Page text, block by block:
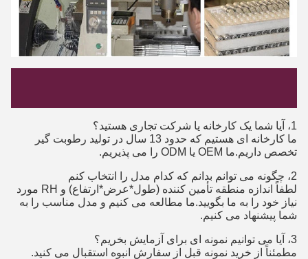
1، آیا شما یک کارخانه یا شرکت تجاری هستید؟
ما کارخانه ای هستیم که حدود 13 سال در تولید رطوبت گیر
تخصص داریم.ما OEM یا ODM را می پذیریم.
2، چگونه می توانم بدانم که کدام مدل را انتخاب کنم
لطفاً اندازه منطقه تأمین کننده (طول*عرض*ارتفاع) و RH مورد
نیاز خود را به ما بگویید.ما مطالعه می کنیم و مدل مناسب را به
شما پیشنهاد می کنیم.
3، آیا می توانیم نمونه ای برای آزمایش بخریم؟
مطمئناً از خرید نمونه قبل از سفارش انبوه استقبال می کنید.